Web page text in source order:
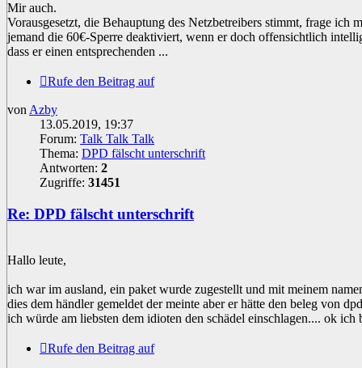
Mir auch.
Vorausgesetzt, die Behauptung des Netzbetreibers stimmt, frage ich
jemand die 60€-Sperre deaktiviert, wenn er doch offensichtlich
dass er einen entsprechenden ...
Rufe den Beitrag auf
von Azby
13.05.2019, 19:37
Forum: Talk Talk Talk
Thema: DPD fälscht unterschrift
Antworten: 2
Zugriffe: 31451
Re: DPD fälscht unterschrift
Hallo leute,
ich war im ausland, ein paket wurde zugestellt und mit meinem
dies dem händler gemeldet der meinte aber er hätte den beleg von
ich würde am liebsten dem idioten den schädel einschlagen.... ok ich
Rufe den Beitrag auf